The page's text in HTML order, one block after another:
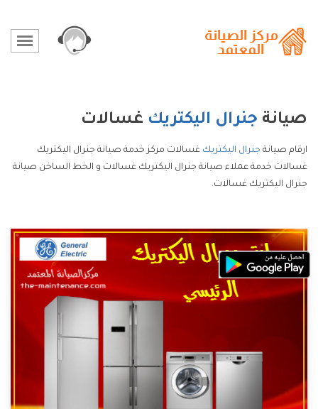
صيانة جنرال اليكتريك غسالات
ارقام صيانة جنرال اليكتريك غسالات مركز خدمة صيانة جنرال اليكتريك
غسالات خدمة عملاء صيانة جنرال اليكتريك غسالات و الخط الساخن صيانة
جنرال اليكتريك غسالات.